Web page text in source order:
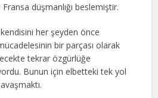
düşmanlığı beslemiştir.
her şeyden önce
mücadelesinin bir parçası olarak
tekrar özgürlüğe
Bunun için elbetteki tek yol